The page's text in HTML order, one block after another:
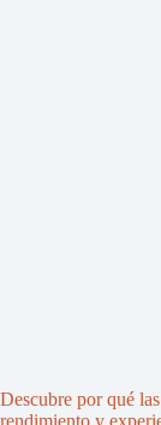
Descubre por qué